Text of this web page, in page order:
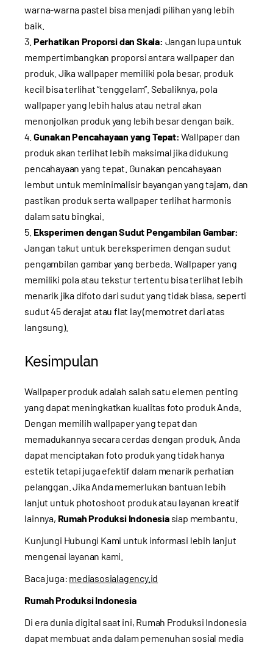
warna-warna pastel bisa menjadi pilihan yang lebih
baik.
Perhatikan Proporsi dan Skala: Jangan lupa untuk
mempertimbangkan proporsi antara wallpaper dan
produk. Jika wallpaper memiliki pola besar, produk
kecil bisa terlihat “tenggelam”. Sebaliknya, pola
wallpaper yang lebih halus atau netral akan
menonjolkan produk yang lebih besar dengan baik.
Gunakan Pencahayaan yang Tepat: Wallpaper dan
produk akan terlihat lebih maksimal jika didukung
pencahayaan yang tepat. Gunakan pencahayaan
lembut untuk meminimalisir bayangan yang tajam, dan
pastikan produk serta wallpaper terlihat harmonis
dalam satu bingkai.
Eksperimen dengan Sudut Pengambilan Gambar:
Jangan takut untuk bereksperimen dengan sudut
pengambilan gambar yang berbeda. Wallpaper yang
memiliki pola atau tekstur tertentu bisa terlihat lebih
menarik jika difoto dari sudut yang tidak biasa, seperti
sudut 45 derajat atau flat lay (memotret dari atas
langsung).
Kesimpulan
Wallpaper produk adalah salah satu elemen penting
yang dapat meningkatkan kualitas foto produk Anda.
Dengan memilih wallpaper yang tepat dan
memadukannya secara cerdas dengan produk, Anda
dapat menciptakan foto produk yang tidak hanya
estetik tetapi juga efektif dalam menarik perhatian
pelanggan. Jika Anda memerlukan bantuan lebih
lanjut untuk photoshoot produk atau layanan kreatif
lainnya, Rumah Produksi Indonesiasiap membantu.
Kunjungi Hubungi Kami untuk informasi lebih lanjut
mengenai layanan kami.
Baca juga: mediasosialagency.id
Rumah Produksi Indonesia
Di era dunia digital saat ini, Rumah Produksi Indonesia
dapat membuat anda dalam pemenuhan sosial media